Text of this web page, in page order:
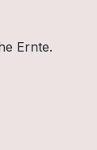
Ernte.